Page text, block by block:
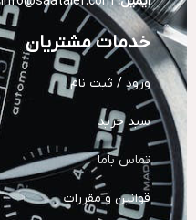
خدمات مشتریان
ورود / ثبت نام
سبد خرید
تماس باما
قوانین و مقررات